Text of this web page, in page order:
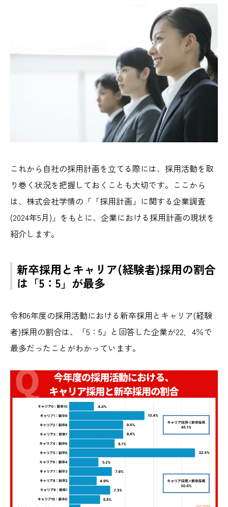
これから自社の採用計画を立てる際には、採用活動を取
り巻く状況を把握しておくことも大切です。ここから
は、株式会社学情の「「採用計画」に関する企業調査
(2024年5月)」をもとに、企業における採用計画の現状を
紹介します。
新卒採用とキャリア(経験者)採用の割合
は「5：5」が最多
令和6年度の採用活動における新卒採用とキャリア(経験
者)採用の割合は、「5：5」と回答した企業が22．4％で
最多だったことがわかっています。